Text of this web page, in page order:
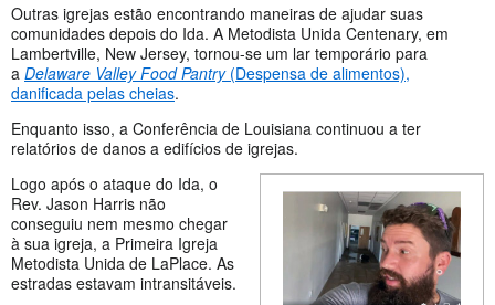
Outras igrejas estão encontrando maneiras de ajudar suas
comunidades depois do Ida. A Metodista Unida Centenary, em
Lambertville, New Jersey, tornou-se um lar temporário para
a Delaware Valley Food Pantry(Despensa de alimentos),
danificada pelas cheias.
Enquanto isso, a Conferência de Louisiana continuou a ter
relatórios de danos a edifícios de igrejas.
Logo após o ataque do Ida, o
Rev. Jason Harris não
conseguiu nem mesmo chegar
à sua igreja, a Primeira Igreja
Metodista Unida de LaPlace. As
estradas estavam intransitáveis.